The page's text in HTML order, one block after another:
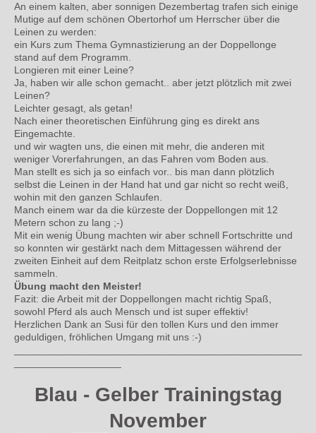
An einem kalten, aber sonnigen Dezembertag trafen sich einige
Mutige auf dem schönen Obertorhof um Herrscher über die
Leinen zu werden:
ein Kurs zum Thema Gymnastizierung an der Doppellonge
stand auf dem Programm.
Longieren mit einer Leine?
Ja, haben wir alle schon gemacht.. aber jetzt plötzlich mit zwei
Leinen?
Leichter gesagt, als getan!
Nach einer theoretischen Einführung ging es direkt ans
Eingemachte.
und wir wagten uns, die einen mit mehr, die anderen mit
weniger Vorerfahrungen, an das Fahren vom Boden aus.
Man stellt es sich ja so einfach vor.. bis man dann plötzlich
selbst die Leinen in der Hand hat und gar nicht so recht weiß,
wohin mit den ganzen Schlaufen.
Manch einem war da die kürzeste der Doppellongen mit 12
Metern schon zu lang ;-)
Mit ein wenig Übung machten wir aber schnell Fortschritte und
so konnten wir gestärkt nach dem Mittagessen während der
zweiten Einheit auf dem Reitplatz schon erste Erfolgserlebnisse
sammeln.
Übung macht den Meister!
Fazit: die Arbeit mit der Doppellongen macht richtig Spaß,
sowohl Pferd als auch Mensch und ist super effektiv!
Herzlichen Dank an Susi für den tollen Kurs und den immer
geduldigen, fröhlichen Umgang mit uns :-)
Blau - Gelber Trainingstag
November